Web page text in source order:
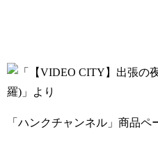
「ハンクチャンネル」商品ペ